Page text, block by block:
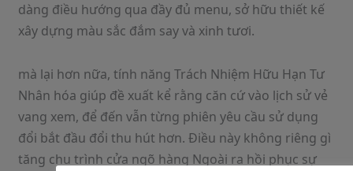
dàng điều hướng qua đầy đủ menu, sở hữu thiết kế
xây dựng màu sắc đắm say và xinh tươi.
mà lại hơn nữa, tính năng Trách Nhiệm Hữu Hạn Tư
Nhân hóa giúp đề xuất kể rằng căn cứ vào lịch sử vẻ
vang xem, để đến vẫn từng phiên yêu cầu sử dụng
đổi bắt đầu đổi thu hút hơn. Điều này không riêng gì
tăng chu trình cửa ngõ hàng Ngoài ra hồi phục sự